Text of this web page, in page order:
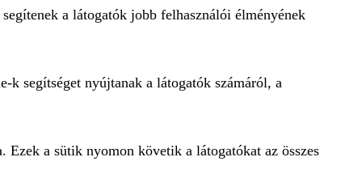
a látogatók jobb felhasználói élményének
k segítséget nyújtanak a látogatók számáról, a
Ezek a sütik nyomon követik a látogatókat az összes